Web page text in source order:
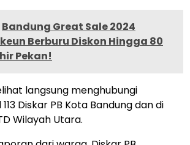
Bandung Great Sale 2024
Berburu Diskon Hingga 80
Pekan!
langsung menghubungi
Diskar PB Kota Bandung dan di
Wilayah Utara.